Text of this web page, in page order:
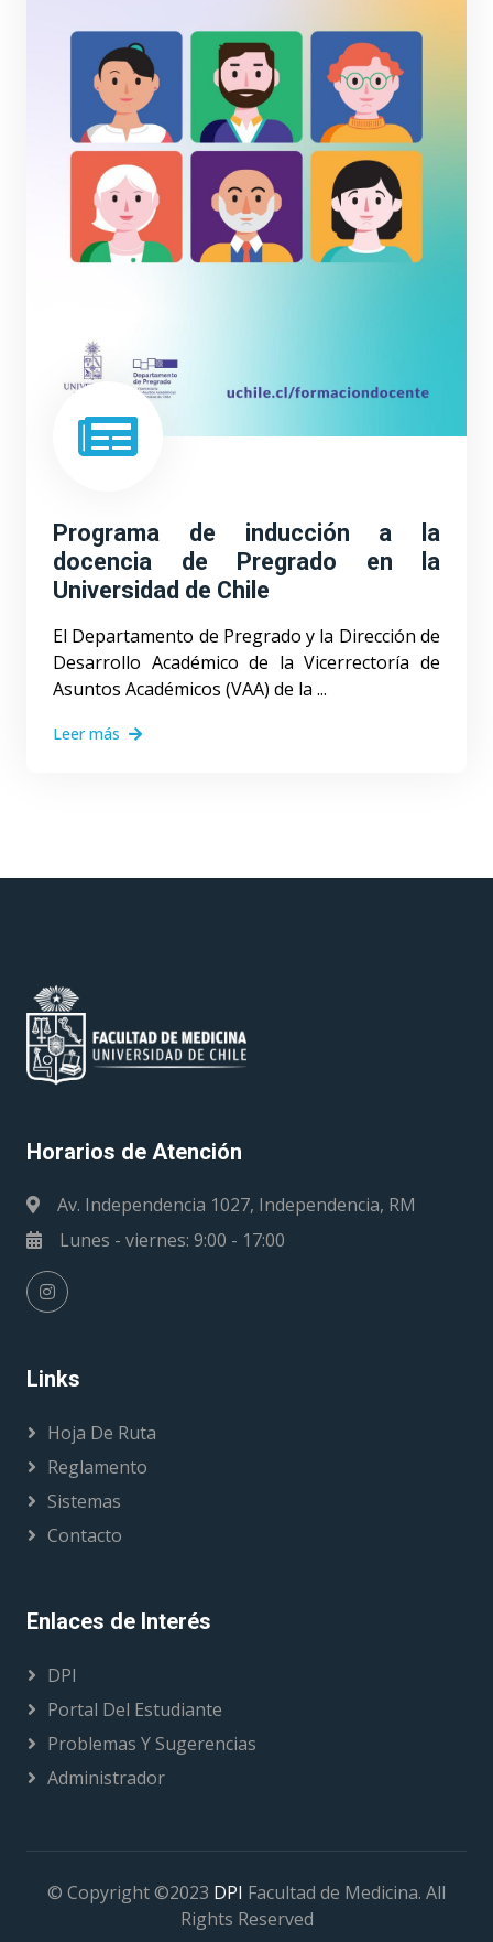
Programa de inducción a la
docencia de Pregrado en la
Universidad de Chile
El Departamento de Pregrado y la Dirección de
Desarrollo Académico de la Vicerrectoría de
Asuntos Académicos (VAA) de la ...
Leer más
Horarios de Atención
Av. Independencia 1027, Independencia, RM
Lunes - viernes: 9:00 - 17:00
Links
Hoja De Ruta
Reglamento
Sistemas
Contacto
Enlaces de Interés
DPI
Portal Del Estudiante
Problemas Y Sugerencias
Administrador
© Copyright ©2023 DPI Facultad de Medicina. All
Rights Reserved